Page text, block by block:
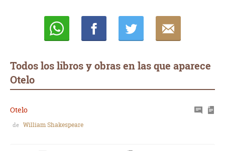
Todos los libros y obras en las que aparece
Otelo
Otelo
de William Shakespeare